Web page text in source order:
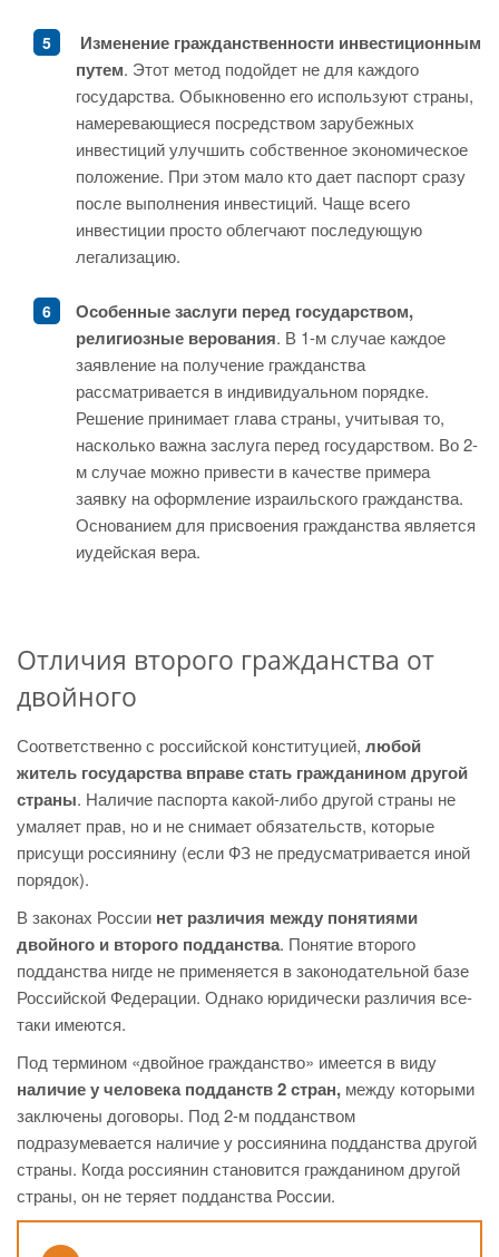
Изменение гражданственности инвестиционным
путем. Этот метод подойдет не для каждого
государства. Обыкновенно его используют страны,
намеревающиеся посредством зарубежных
инвестиций улучшить собственное экономическое
положение. При этом мало кто дает паспорт сразу
после выполнения инвестиций. Чаще всего
инвестиции просто облегчают последующую
легализацию.
Особенные заслуги перед государством,
религиозные верования. В 1-м случае каждое
заявление на получение гражданства
рассматривается в индивидуальном порядке.
Решение принимает глава страны, учитывая то,
насколько важна заслуга перед государством. Во 2-
м случае можно привести в качестве примера
заявку на оформление израильского гражданства.
Основанием для присвоения гражданства является
иудейская вера.
Отличия второго гражданства от
двойного
Соответственно с российской конституцией, любой
житель государства вправе стать гражданином другой
страны. Наличие паспорта какой-либо другой страны не
умаляет прав, но и не снимает обязательств, которые
присущи россиянину (если ФЗ не предусматривается иной
порядок).
В законах России нет различия между понятиями
двойного и второго подданства. Понятие второго
подданства нигде не применяется в законодательной базе
Российской Федерации. Однако юридически различия все-
таки имеются.
Под термином «двойное гражданство» имеется в виду
наличие у человека подданств 2 стран, между которыми
заключены договоры. Под 2-м подданством
подразумевается наличие у россиянина подданства другой
страны. Когда россиянин становится гражданином другой
страны, он не теряет подданства России.